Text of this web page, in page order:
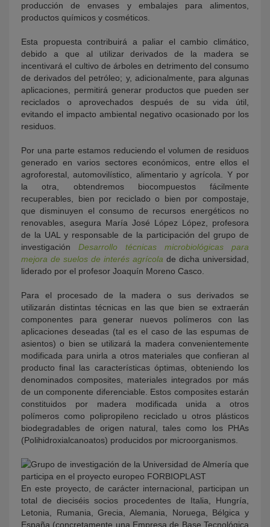
producción de envases y embalajes para alimentos,
productos químicos y cosméticos.
Esta propuesta contribuirá a paliar el cambio climático,
debido a que al utilizar derivados de la madera se
incentivará el cultivo de árboles en detrimento del consumo
de derivados del petróleo; y, adicionalmente, para algunas
aplicaciones, permitirá generar productos que pueden ser
reciclados o aprovechados después de su vida útil,
evitando el impacto ambiental negativo ocasionado por los
residuos.
Por una parte estamos reduciendo el volumen de residuos
generado en varios sectores económicos, entre ellos el
agroforestal, automovilístico, alimentario y agrícola. Y por
la otra, obtendremos biocompuestos fácilmente
recuperables, bien por reciclado o bien por compostaje,
que disminuyen el consumo de recursos energéticos no
renovables, asegura María José López López, profesora
de la UAL y responsable de la participación del grupo de
investigación Desarrollo técnicas microbiológicas para
mejora de suelos de interés agrícola de dicha universidad,
liderado por el profesor Joaquín Moreno Casco.
Para el procesado de la madera o sus derivados se
utilizarán distintas técnicas en las que bien se extraerán
componentes para generar nuevos polímeros con las
aplicaciones deseadas (tal es el caso de las espumas de
asientos) o bien se utilizará la madera convenientemente
modificada para unirla a otros materiales que confieran al
producto final las características óptimas, obteniendo los
denominados composites, materiales integrados por más
de un componente diferenciable. Estos composites estarán
constituidos por madera modificada unida a otros
polímeros como polipropileno reciclado u otros plásticos
biodegradables de origen natural, tales como los PHAs
(Polihidroxialcanoatos) producidos por microorganismos.
En este proyecto, de carácter internacional, participan un
total de dieciséis socios procedentes de Italia, Hungría,
Letonia, Rumania, Grecia, Alemania, Noruega, Bélgica y
España (concretamente una Empresa de Base Tecnológica